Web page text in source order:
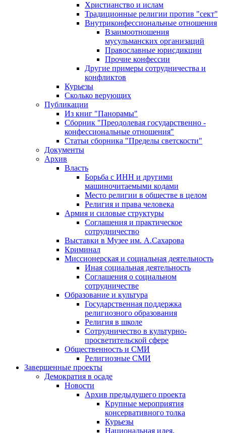
Христианство и ислам
Традиционные религии против "сект"
Внутриконфессиональные отношения
Взаимоотношения
мусульманских организаций
Православные юрисдикции
Прочие конфессии
Другие примеры сотрудничества и
конфликтов
Курьезы
Сколько верующих
Публикации
Из книг "Панорамы"
Сборник "Преодолевая государственно -
конфессиональные отношения"
Статьи сборника "Пределы светскости"
Документы
Архив
Власть
Борьба с ИНН и другими
машиночитаемыми кодами
Место религии в обществе в целом
Религия и права человека
Армия и силовые структуры
Соглашения и практическое
сотрудничество
Выставки в Музее им. А.Сахарова
Криминал
Миссионерская и социальная деятельность
Иная социальная деятельность
Соглашения о социальном
сотрудничестве
Образование и культура
Государственная поддержка
религиозного образования
Религия в школе
Сотрудничество в культурно-
просветительской сфере
Общественность и СМИ
Религиозные СМИ
Завершенные проекты
Демократия в осаде
Новости
Архив предыдущего проекта
Крупные мероприятия
консервативного толка
Курьезы
Национальная идея,